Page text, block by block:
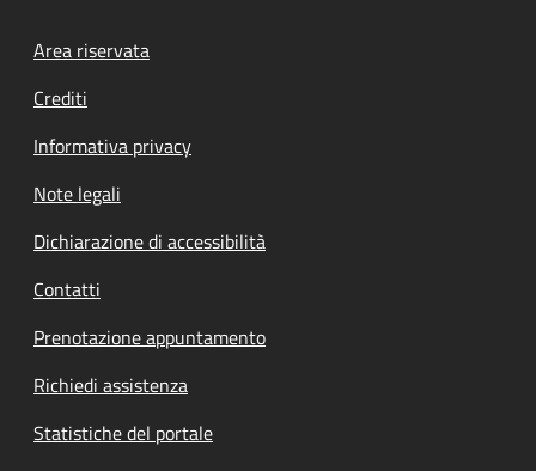
Footer menu
Area riservata
Crediti
Informativa privacy
Note legali
Dichiarazione di accessibilità
Contatti
Prenotazione appuntamento
Richiedi assistenza
Statistiche del portale